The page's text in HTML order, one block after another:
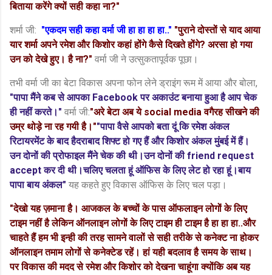
बिताया करेंगे क्यों सही कहा ना?"
शर्मा जी: "एकदम सही कहा वर्मा जी हा हा हा हा.." "पुराने दोस्तों से याद आया
यार शर्मा अपने रमेश और किशोर कहां होंगे कैसे दिखते होंगे? अरसा हो गया
उन को देखे हुए। है ना?" वर्मा जी ने उत्सुकतापूर्वक पूछा।
तभी वर्मा जी का बेटा विकास अपना फोन लेने ड्राइंग रूम में आया और बोला,
"पापा मैंने कब से आपका Facebook पर अकाउंट बनाया हुआ है आप चेक
ही नहीं करते।" वर्मा जी:"अरे बेटा अब ये social media वगैरह सीखने की
उम्र थोड़े ना रह गयी है।""पापा वैसे आपको बता दूं कि रमेश अंकल
रिटायरमेंट के बाद हैदराबाद शिफ्ट हो गए हैं और किशोर अंकल मुंबई में हैं।
उन दोनों की प्रोफाइल मैंने चेक की थी।उन दोनों की friend request
accept कर दी थी।चलिए चलता हूं ऑफिस के लिए लेट हो रहा हूं।बाय
पापा बाय अंकल" यह कहते हुए विकास ऑफिस के लिए चल पड़ा।
"देखो यह ज़माना है। आजकल के बच्चों के पास ऑफलाइन लोगों के लिए
टाइम नहीं है लेकिन ऑनलाइन लोगों के लिए टाइम ही टाइम है हा हा हा..और
चाहते हैं हम भी इन्ही की तरह सामने वालों से सही तरीके से कनेक्ट ना होकर
ऑनलाइन तमाम लोगों से कनेक्टेड रहें। हां यही बदलाव है समय के साथ।
पर विकास की मदद से रमेश और किशोर को देखना चाहूंगा क्योंकि अब यह